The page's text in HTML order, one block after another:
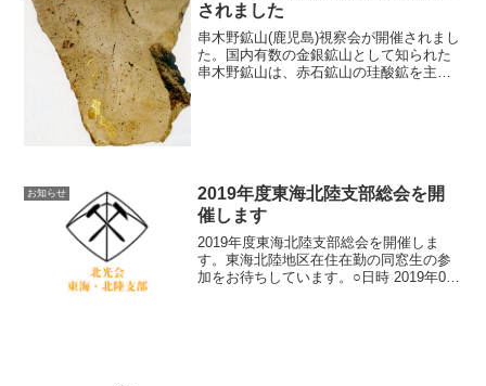
されました
串木野鉱山(鹿児島)視察会が開催されまし
た。国内有数の金銀鉱山として知られた
串木野鉱山は、赤石鉱山の珪酸鉱を主体
お知らせ
2019年度東海北陸支部総会を開
催します
2019年度東海北陸支部総会を開催しま
す。東海北陸地区在住在勤の同窓生の参
加をお待ちしています。○日時 2019年06